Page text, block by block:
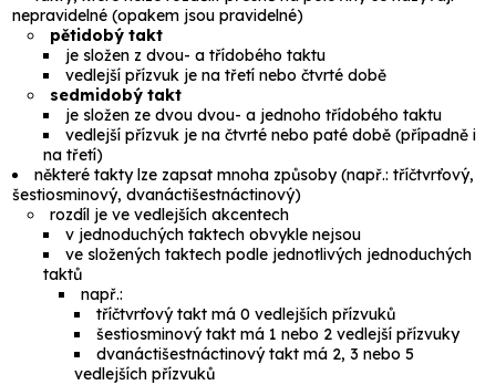
nepravidelné (opakem jsoupravidelné)
pětidobý takt
je složen z dvou- a třídobého taktu
vedlejší přízvuk je na třetí nebo čtvrté době
sedmidobý takt
je složen ze dvou dvou- a jednoho třídobého taktu
vedlejší přízvuk je na čtvrté nebo paté době (případně i
na třetí)
některé takty lze zapsat mnoha způsoby (např.:tříčtvrťový,
šestiosminový, dvanáctišestnáctinový)
rozdíl je ve vedlejších akcentech
v jednoduchých taktech obvykle nejsou
ve složených taktech podle jednotlivých jednoduchých
taktů
např.:
tříčtvrťový takt má 0 vedlejších přízvuků
šestiosminový takt má 1 nebo 2 vedlejší přízvuky
dvanáctišestnáctinový takt má 2, 3 nebo 5
vedlejších přízvuků